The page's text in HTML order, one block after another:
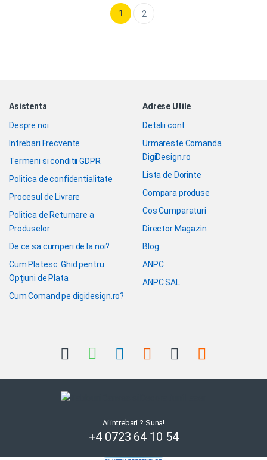
1 2
Asistenta
Despre noi
Intrebari Frecvente
Termeni si conditii GDPR
Politica de confidentialitate
Procesul de Livrare
Politica de Returnare a
Produselor
De ce sa cumperi de la noi?
Cum Platesc: Ghid pentru
Opțiuni de Plata
Cum Comand pe digidesign.ro?
Adrese Utile
Detalii cont
Urmareste Comanda
DigiDesign.ro
Lista de Dorinte
Compara produse
Cos Cumparaturi
Director Magazin
Blog
ANPC
ANPC SAL
Ai intrebari ? Suna!
+4 0723 64 10 54